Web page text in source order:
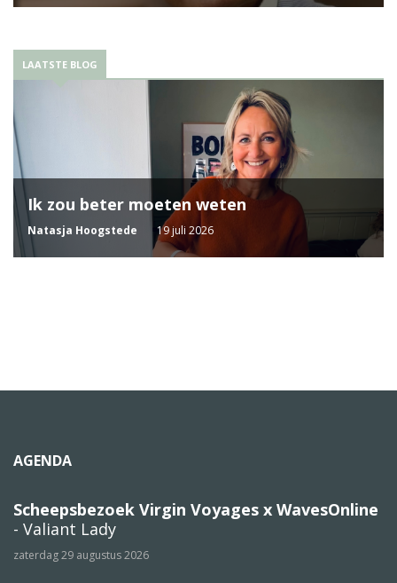
LAATSTE BLOG
Ik zou beter moeten weten
Natasja Hoogstede 19 juli 2026
AGENDA
Scheepsbezoek Virgin Voyages x WavesOnline
- Valiant Lady
zaterdag 29 augustus 2026